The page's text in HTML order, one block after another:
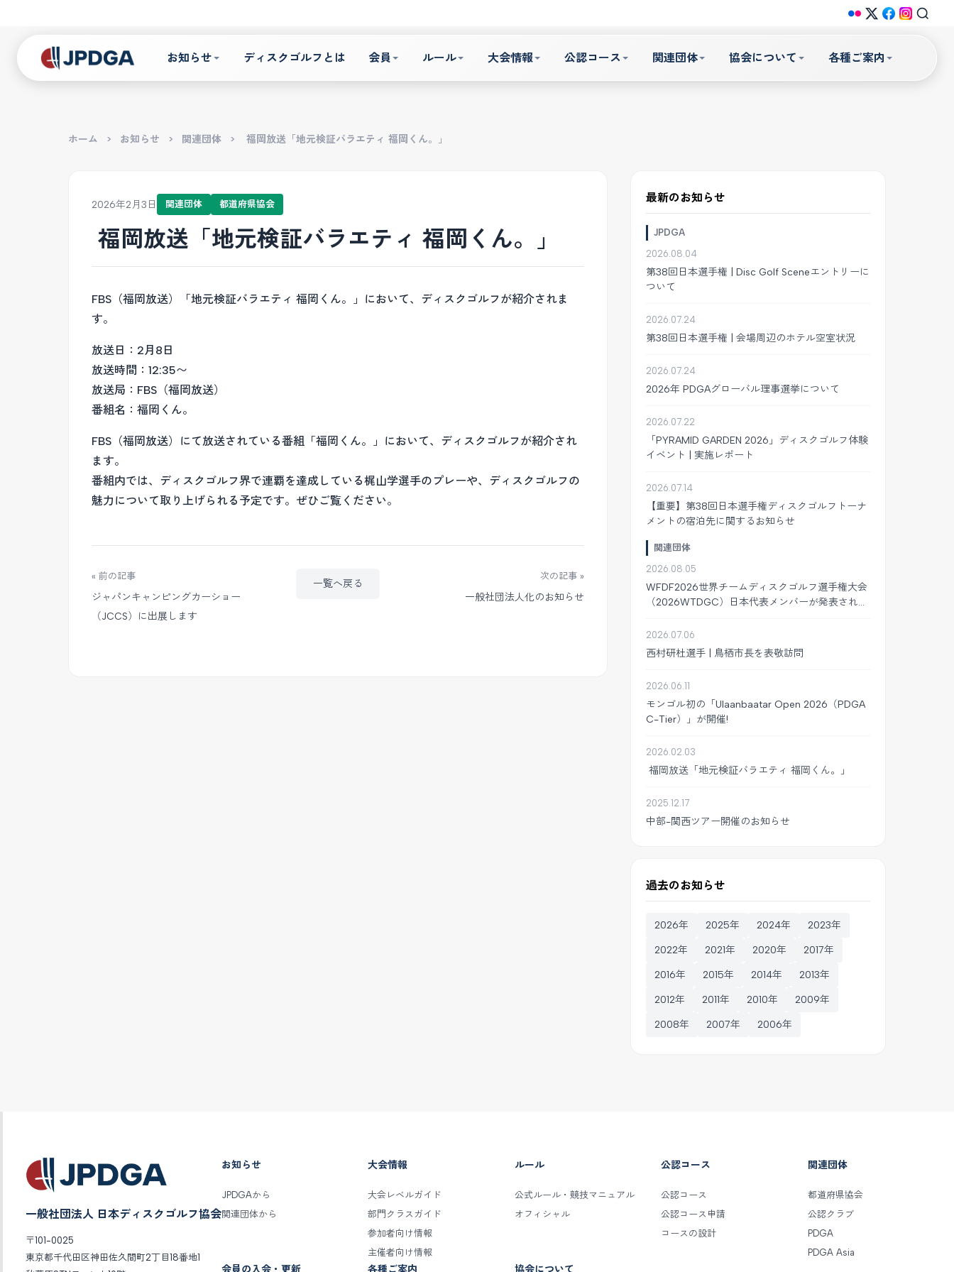
お知らせ ディスクゴルフとは 会員 ルール 大会情報 公認コース 関連団体 協会について 各種ご案内
ホーム > お知らせ > 関連団体 > 福岡放送「地元検証バラエティ 福岡くん。」
2026年2月3日 関連団体 都道府県協会
福岡放送「地元検証バラエティ 福岡くん。」
FBS（福岡放送）「地元検証バラエティ 福岡くん。」において、ディスクゴルフが紹介されま
す。
放送日：2月8日
放送時間：12:35〜
放送局：FBS（福岡放送）
番組名：福岡くん。
FBS（福岡放送）にて放送されている番組「福岡くん。」において、ディスクゴルフが紹介され
ます。
番組内では、ディスクゴルフ界で連覇を達成している梶山学選手のプレーや、ディスクゴルフの
魅力について取り上げられる予定です。ぜひご覧ください。
« 前の記事
ジャパンキャンピングカーショー
（JCCS）に出展します
一覧へ戻る
次の記事 »
一般社団法人化のお知らせ
最新のお知らせ
JPDGA
2026.08.04
第38回日本選手権 | Disc Golf Sceneエントリーに
ついて
2026.07.24
第38回日本選手権 | 会場周辺のホテル空室状況
2026.07.24
2026年 PDGAグローバル理事選挙について
2026.07.22
「PYRAMID GARDEN 2026」ディスクゴルフ体験
イベント | 実施レポート
2026.07.14
【重要】第38回日本選手権ディスクゴルフトーナ
メントの宿泊先に関するお知らせ
関連団体
2026.08.05
WFDF2026世界チームディスクゴルフ選手権大会
（2026WTDGC）日本代表メンバーが発表されま
2026.07.06
西村研杜選手 | 鳥栖市長を表敬訪問
2026.06.11
モンゴル初の「Ulaanbaatar Open 2026（PDGA
C-Tier）」が開催!
2026.02.03
福岡放送「地元検証バラエティ 福岡くん。」
2025.12.17
中部-関西ツアー開催のお知らせ
過去のお知らせ
2026年 2025年 2024年 2023年
2022年 2021年 2020年 2017年
2016年 2015年 2014年 2013年
2012年 2011年 2010年 2009年
2008年 2007年 2006年
一般社団法人 日本ディスクゴルフ協会
〒101-0025
東京都千代田区神田佐久間町2丁目18番地1
お知らせ
JPDGAから
関連団体から
大会情報
大会レベルガイド
部門クラスガイド
参加者向け情報
主催者向け情報
ルール
公式ルール・競技マニュアル
オフィシャル
公認コース
公認コース
公認コース申請
コースの設計
関連団体
都道府県協会
公認クラブ
PDGA
PDGA Asia
会員の入会・更新 各種ご案内 協会について